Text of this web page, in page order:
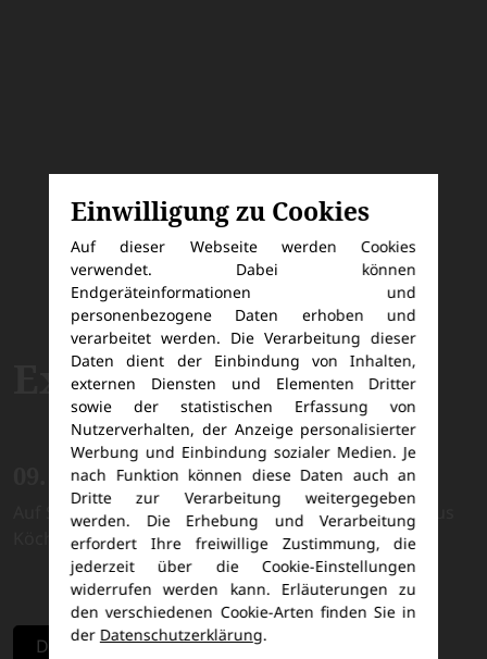
Expedition Kenia
09. bis 18. Januar 2027
Auf Safari mit Zoodirektor und Artenschützer Markus
Köchling
Direkt zur Reise
Einwilligung zu Cookies
Auf dieser Webseite werden Cookies
verwendet. Dabei können
Endgeräteinformationen und
personenbezogene Daten erhoben und
verarbeitet werden. Die Verarbeitung dieser
Daten dient der Einbindung von Inhalten,
externen Diensten und Elementen Dritter
sowie der statistischen Erfassung von
Nutzerverhalten, der Anzeige personalisierter
Werbung und Einbindung sozialer Medien. Je
nach Funktion können diese Daten auch an
Dritte zur Verarbeitung weitergegeben
werden. Die Erhebung und Verarbeitung
erfordert Ihre freiwillige Zustimmung, die
jederzeit über die Cookie-Einstellungen
widerrufen werden kann. Erläuterungen zu
den verschiedenen Cookie-Arten finden Sie in
der Datenschutzerklärung.